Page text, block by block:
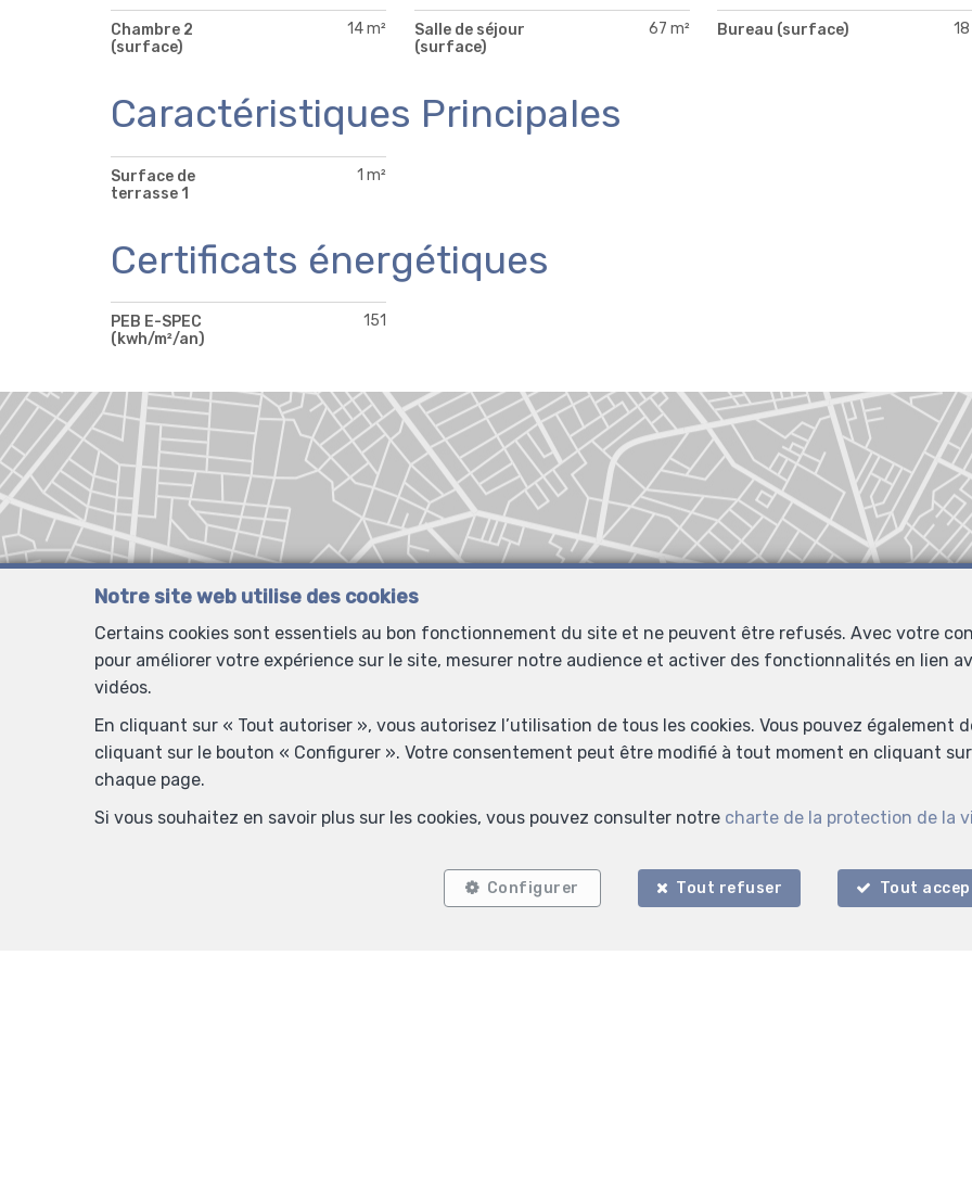
Chambre 2
(surface)
14 m²
Salle de séjour
(surface)
67 m² Bureau (surface)
Caractéristiques Principales
Surface de
terrasse 1
1 m²
Certificats énergétiques
PEB E-SPEC
(kwh/m²/an)
151
Notre site web utilise des cookies
Certains cookies sont essentiels au bon fonctionnement du site et ne peuvent être refusés. Avec votre
pour améliorer votre expérience sur le site, mesurer notre audience et activer des fonctionnalités en lien
vidéos.
En cliquant sur « Tout autoriser », vous autorisez l’utilisation de tous les cookies. Vous pouvez également
cliquant sur le bouton « Configurer ». Votre consentement peut être modifié à tout moment en cliquant
chaque page.
Si vous souhaitez en savoir plus sur les cookies, vous pouvez consulter notre charte de la protection de la
Configurer Tout refuser Tout